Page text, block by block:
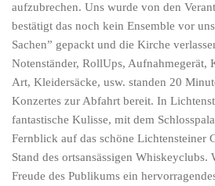
aufzubrechen. Uns wurde von den
bestätigt das noch kein Ensemble vor
Sachen” gepackt und die Kirche
Notenständer, RollUps, Aufnahmegerät,
Art, Kleidersäcke, usw. standen 20
Konzertes zur Abfahrt bereit. In
fantastische Kulisse, mit dem
Fernblick auf das schöne Lichtensteiner
Stand des ortsansässigen Whiskeyclubs.
Freude des Publikums ein